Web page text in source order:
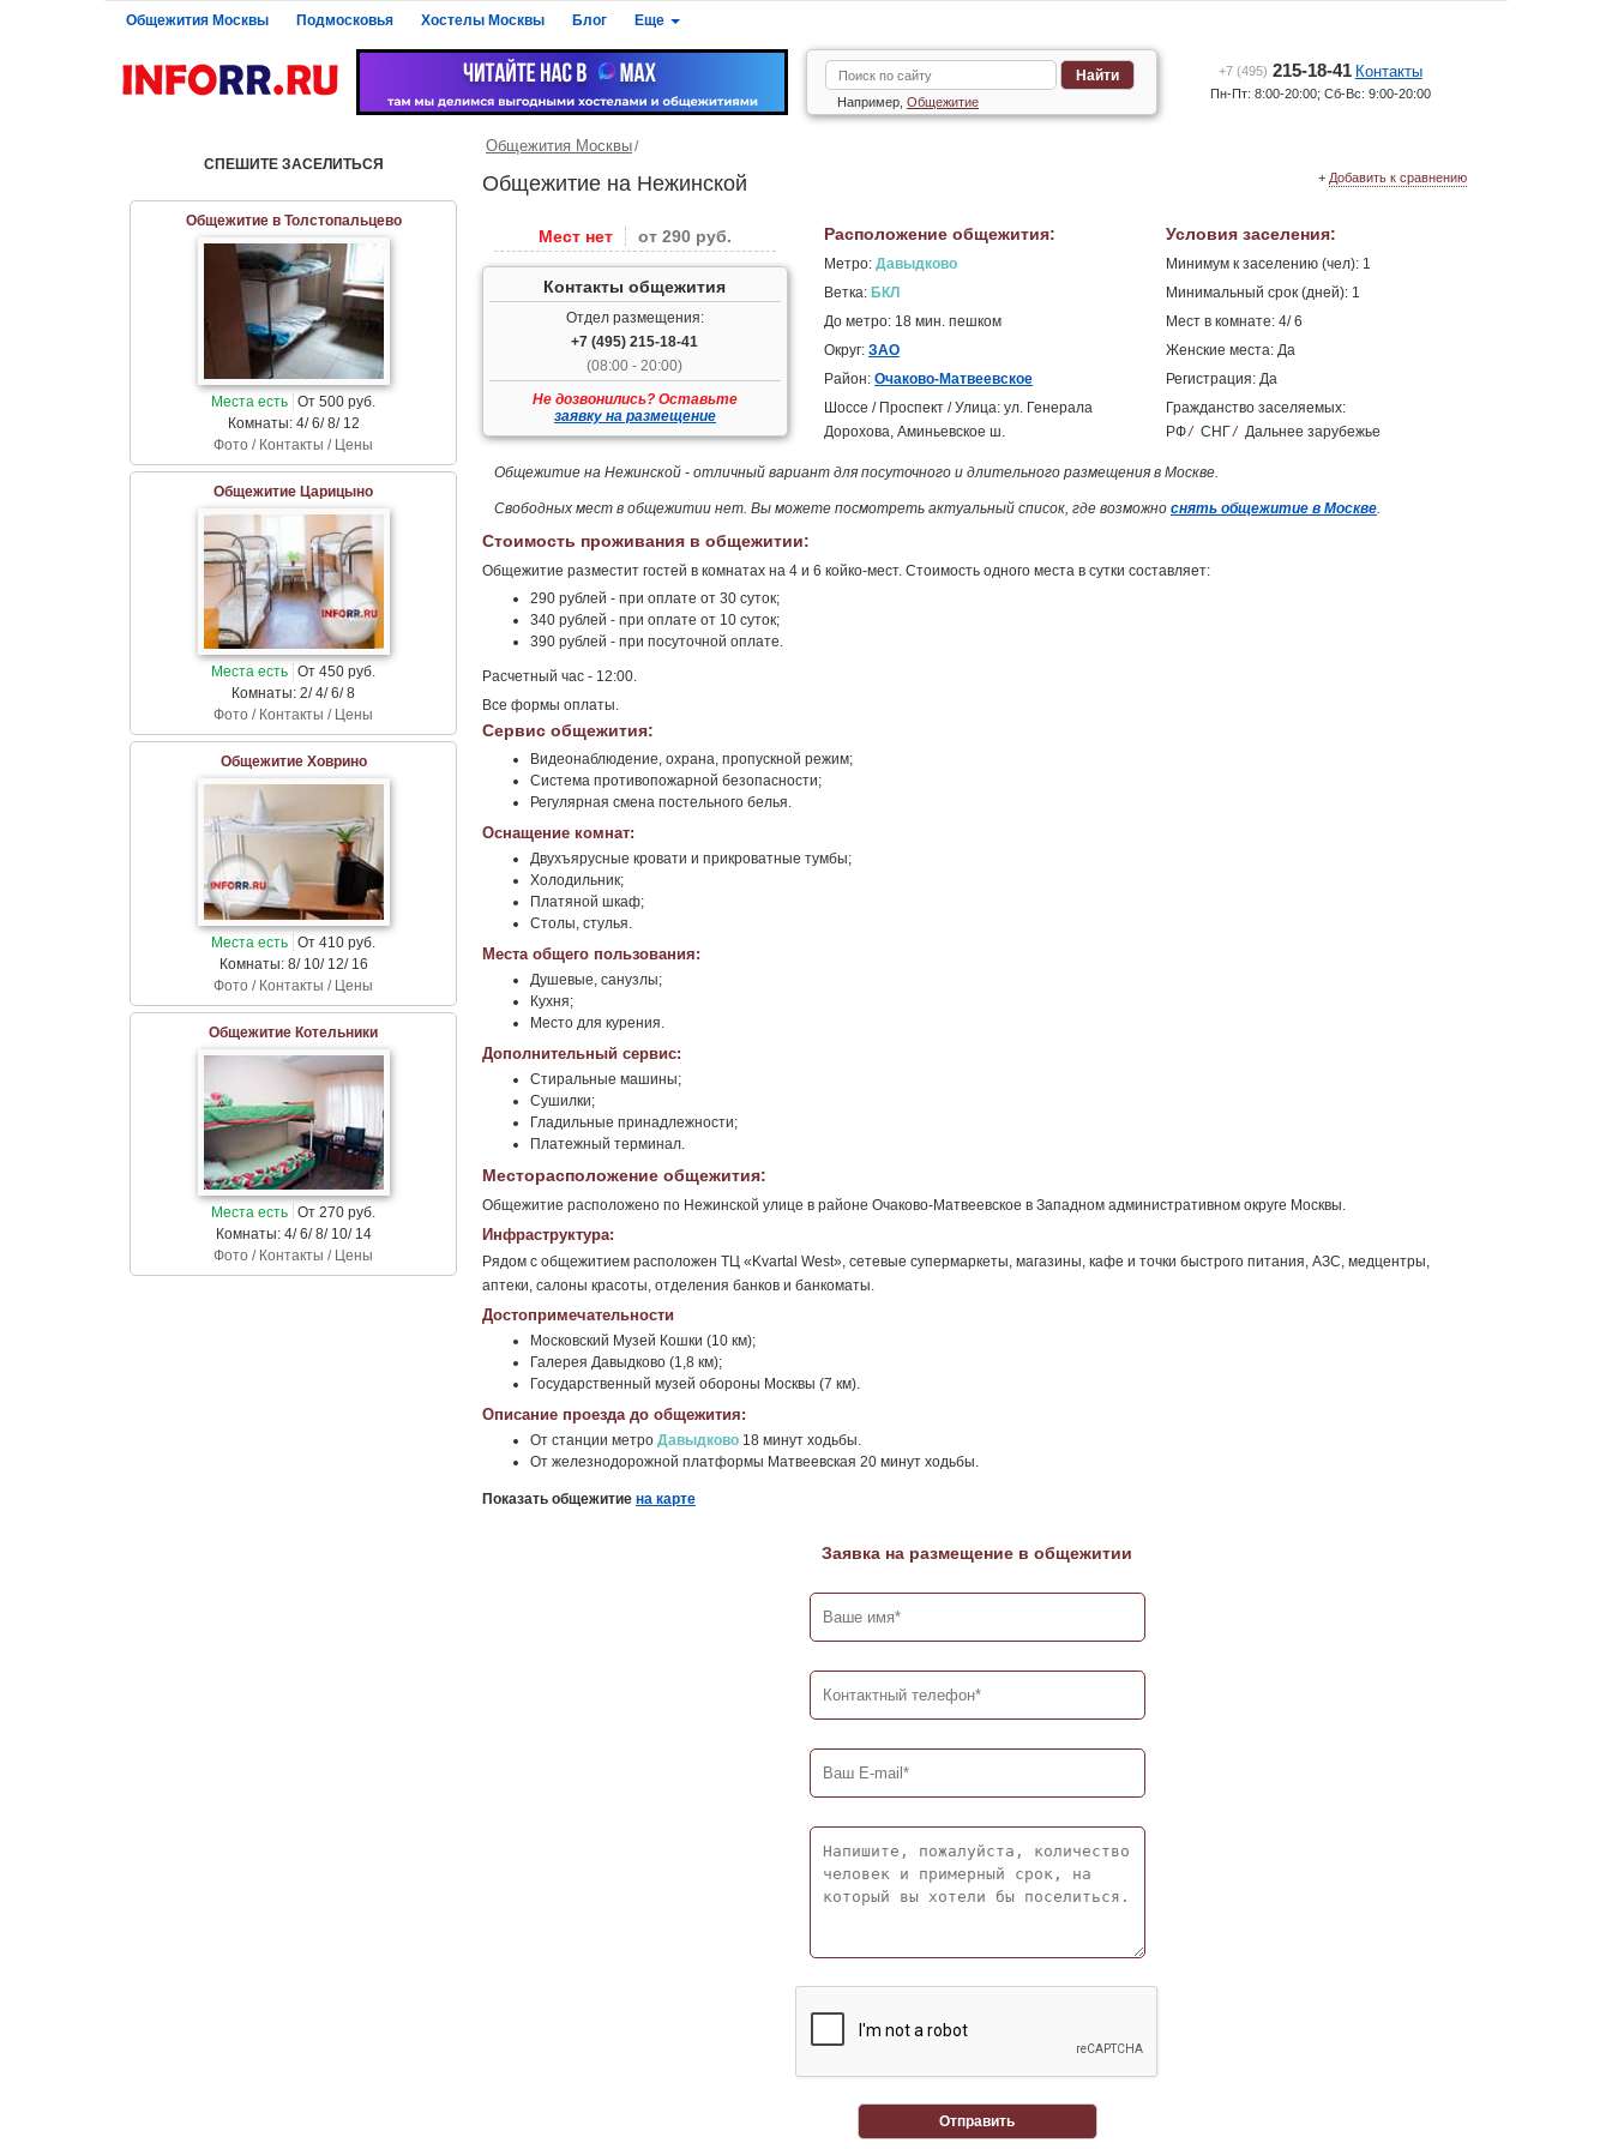
Общежития Москвы Подмосковья Хостелы Москвы Блог Еще
Найти
Например, Общежитие
+7 (495) 215-18-41 Контакты
Пн-Пт: 8:00-20:00; Сб-Вс: 9:00-20:00
СПЕШИТЕ ЗАСЕЛИТЬСЯ
Общежитие в Толстопальцево
Места есть От 500 руб.
Комнаты: 4/ 6/ 8/ 12
Фото / Контакты / Цены
Общежитие Царицыно
Места есть От 450 руб.
Комнаты: 2/ 4/ 6/ 8
Фото / Контакты / Цены
Общежитие Ховрино
Места есть От 410 руб.
Комнаты: 8/ 10/ 12/ 16
Фото / Контакты / Цены
Общежитие Котельники
Места есть От 270 руб.
Комнаты: 4/ 6/ 8/ 10/ 14
Фото / Контакты / Цены
Общежития Москвы
Общежитие на Нежинской + Добавить к сравнению
Мест нет от 290 руб.
Контакты общежития
Отдел размещения:
+7 (495) 215-18-41
(08:00 - 20:00)
Не дозвонились? Оставьте
заявку на размещение
Расположение общежития:
Метро: Давыдково
Ветка: БКЛ
До метро: 18 мин. пешком
Округ: ЗАО
Район: Очаково-Матвеевское
Шоссе / Проспект / Улица: ул. Генерала
Дорохова, Аминьевское ш.
Условия заселения:
Минимум к заселению (чел): 1
Минимальный срок (дней): 1
Мест в комнате: 4/ 6
Женские места: Да
Регистрация: Да
Гражданство заселяемых:
РФ/ СНГ/ Дальнее зарубежье
Общежитие на Нежинской - отличный вариант для посуточного и длительного размещения в Москве.
Свободных мест в общежитии нет. Вы можете посмотреть актуальный список, где возможно снять общежитие в Москве.
Стоимость проживания в общежитии:
Общежитие разместит гостей в комнатах на 4 и 6 койко-мест. Стоимость одного места в сутки составляет:
290 рублей - при оплате от 30 суток;
340 рублей - при оплате от 10 суток;
390 рублей - при посуточной оплате.
Расчетный час - 12:00.
Все формы оплаты.
Сервис общежития:
Видеонаблюдение, охрана, пропускной режим;
Система противопожарной безопасности;
Регулярная смена постельного белья.
Оснащение комнат:
Двухъярусные кровати и прикроватные тумбы;
Холодильник;
Платяной шкаф;
Столы, стулья.
Места общего пользования:
Душевые, санузлы;
Кухня;
Место для курения.
Дополнительный сервис:
Стиральные машины;
Сушилки;
Гладильные принадлежности;
Платежный терминал.
Месторасположение общежития:
Общежитие расположено по Нежинской улице в районе Очаково-Матвеевское в Западном административном округе Москвы.
Инфраструктура:
Рядом с общежитием расположен ТЦ «Kvartal West», сетевые супермаркеты, магазины, кафе и точки быстрого питания, АЗС, медцентры,
аптеки, салоны красоты, отделения банков и банкоматы.
Достопримечательности
Московский Музей Кошки (10 км);
Галерея Давыдково (1,8 км);
Государственный музей обороны Москвы (7 км).
Описание проезда до общежития:
От станции метро Давыдково 18 минут ходьбы.
От железнодорожной платформы Матвеевская 20 минут ходьбы.
Показать общежитие на карте
Заявка на размещение в общежитии
Отправить